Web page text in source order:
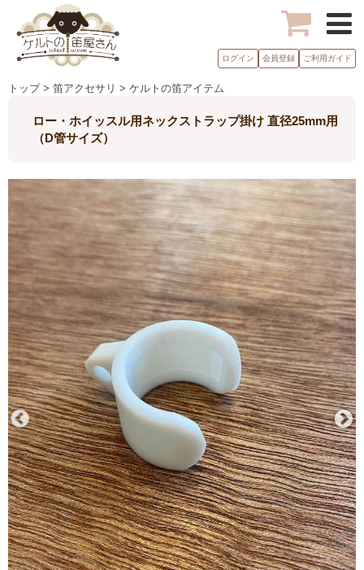
ログイン 会員登録 ご利用ガイド
トップ > 笛アクセサリ > ケルトの笛アイテム
ロー・ホイッスル用ネックストラップ掛け 直径25mm用
（D管サイズ）